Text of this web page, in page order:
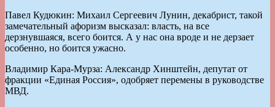
Павел Кудюкин: Михаил Сергеевич Лунин, декабрист, такой
замечательный афоризм высказал: власть, на все
дерзнувшаяся, всего боится. А у нас она вроде и не дерзает
особенно, но боится ужасно.
Владимир Кара-Мурза: Александр Хинштейн, депутат от
фракции «Единая Россия», одобряет перемены в руководстве
МВД.